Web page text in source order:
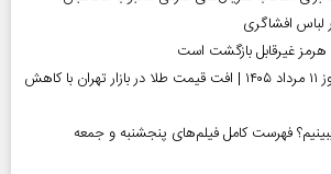
لباس افشاگری
هرمز غیرقابل بازگشت است
قیمت طلا و سکه امروز ۱۱ مرداد ۱۴۰۵ | افت قیمت طلا در بازار تهران با کاهش
فهرست کامل فیلم‌های پنجشنبه و جمعه